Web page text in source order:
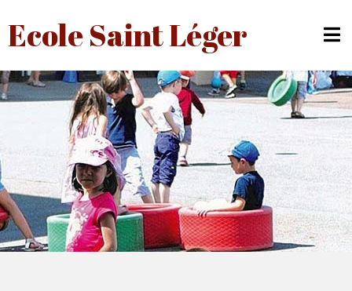
Ecole Saint Léger